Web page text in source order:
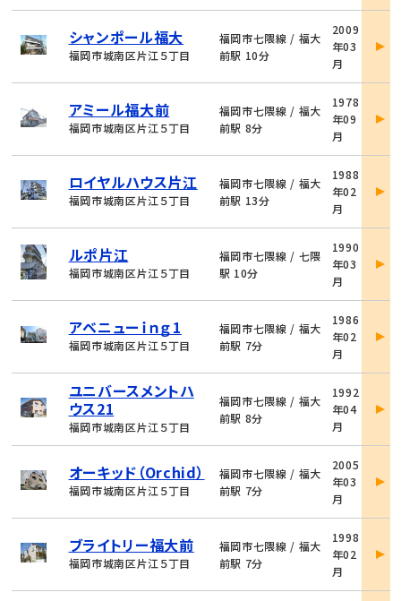
シャンポール福大
福岡市城南区片江５丁目
福岡市七隈線 / 福大
前駅 10分
2009
年03
月
詳
アミール福大前
福岡市城南区片江５丁目
福岡市七隈線 / 福大
前駅 8分
1978
年09
月
詳
ロイヤルハウス片江
福岡市城南区片江５丁目
福岡市七隈線 / 福大
前駅 13分
1988
年02
月
詳
ルポ片江
福岡市城南区片江５丁目
福岡市七隈線 / 七隈
駅 10分
1990
年03
月
詳
アベニューｉｎｇ1
福岡市城南区片江５丁目
福岡市七隈線 / 福大
前駅 7分
1986
年02
月
詳
ユニバースメントハ
ウス21
福岡市城南区片江５丁目
福岡市七隈線 / 福大
前駅 8分
1992
年04
月
詳
オーキッド（Orchid）
福岡市城南区片江５丁目
福岡市七隈線 / 福大
前駅 7分
2005
年03
月
詳
ブライトリー福大前
福岡市城南区片江５丁目
福岡市七隈線 / 福大
前駅 7分
1998
年02
月
詳